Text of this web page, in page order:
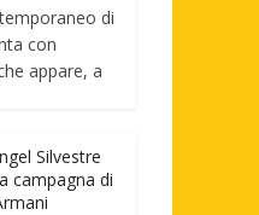
di
con
appare, a
Silvestre
campagna di